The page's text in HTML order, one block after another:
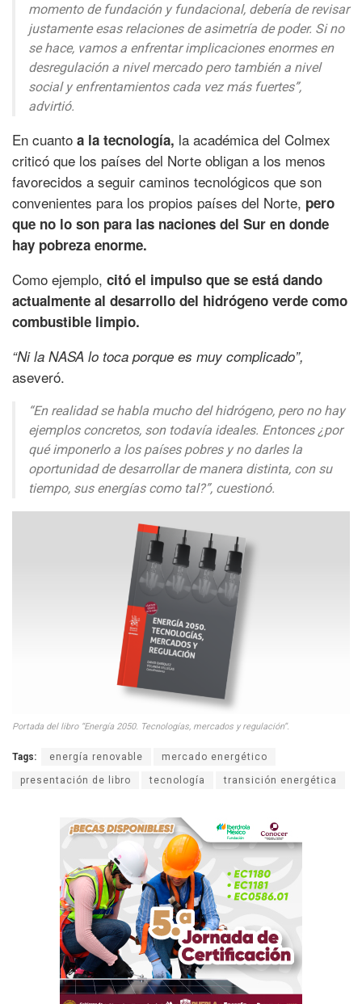
momento de fundación y fundacional, debería de revisar
justamente esas relaciones de asimetría de poder. Si no
se hace, vamos a enfrentar implicaciones enormes en
desregulación a nivel mercado pero también a nivel
social y enfrentamientos cada vez más fuertes”,
advirtió.
En cuanto a la tecnología, la académica del Colmex
criticó que los países del Norte obligan a los menos
favorecidos a seguir caminos tecnológicos que son
convenientes para los propios países del Norte, pero
que no lo son para las naciones del Sur en donde
hay pobreza enorme.
Como ejemplo, citó el impulso que se está dando
actualmente al desarrollo del hidrógeno verde como
combustible limpio.
“Ni la NASA lo toca porque es muy complicado”,
aseveró.
“En realidad se habla mucho del hidrógeno, pero no hay
ejemplos concretos, son todavía ideales. Entonces ¿por
qué imponerlo a los países pobres y no darles la
oportunidad de desarrollar de manera distinta, con su
tiempo, sus energías como tal?”, cuestionó.
Portada del libro “Energía 2050. Tecnologías, mercados y regulación”.
Tags: energía renovable mercado energético
presentación de libro tecnología transición energética